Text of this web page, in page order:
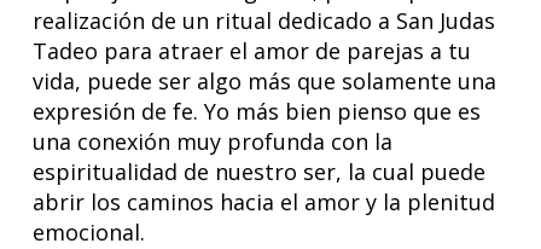
realización de un ritual dedicado a San Judas
Tadeo para atraer el amor de parejas a tu
vida, puede ser algo más que solamente una
expresión de fe. Yo más bien pienso que es
una conexión muy profunda con la
espiritualidad de nuestro ser, la cual puede
abrir los caminos hacia el amor y la plenitud
emocional.